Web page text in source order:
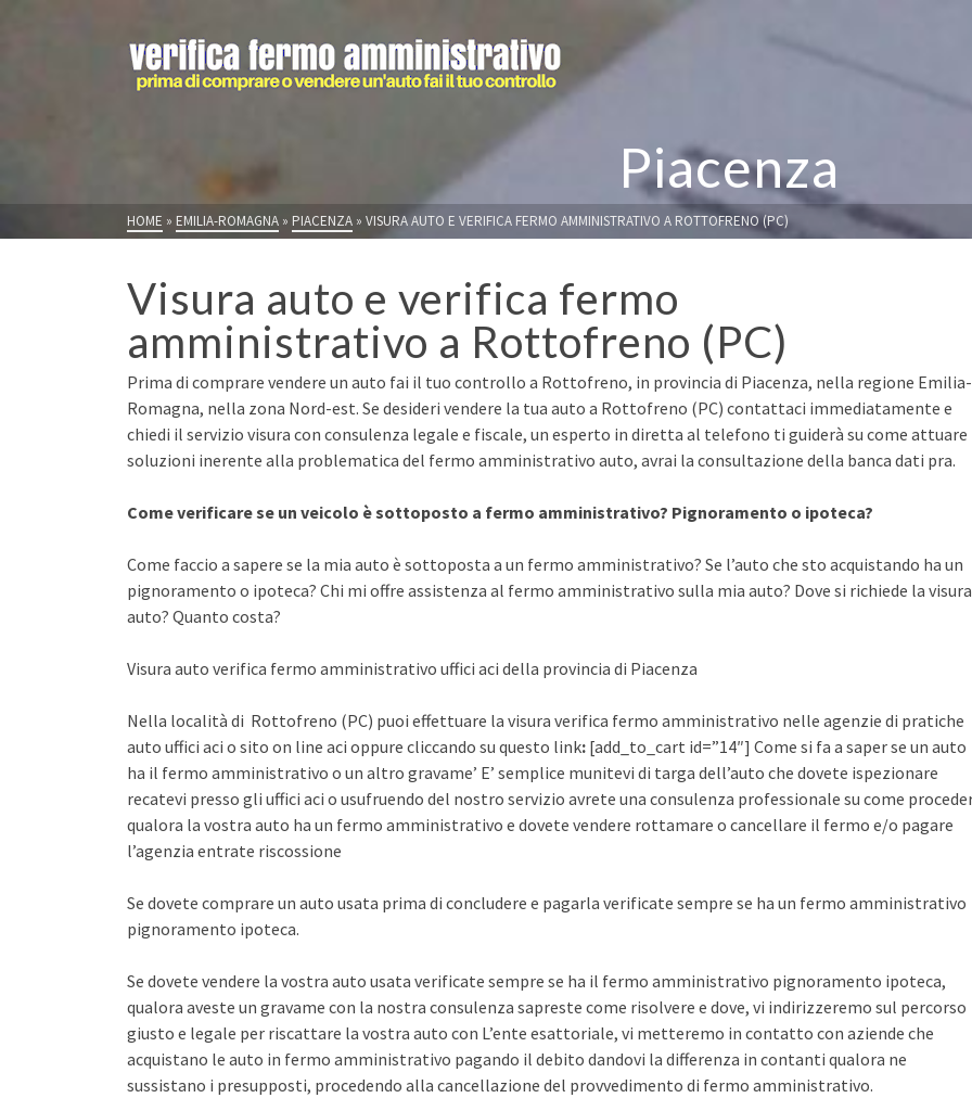
Piacenza
HOME » EMILIA-ROMAGNA » PIACENZA » VISURA AUTO E VERIFICA FERMO AMMINISTRATIVO A ROTTOFRENO (PC)
Visura auto e verifica fermo
amministrativo a Rottofreno (PC)
Prima di comprare vendere un auto fai il tuo controllo a Rottofreno, in provincia di Piacenza, nella regione Emilia-
Romagna, nella zona Nord-est. Se desideri vendere la tua auto a Rottofreno (PC) contattaci immediatamente e
chiedi il servizio visura con consulenza legale e fiscale, un esperto in diretta al telefono ti guiderà su come attuare
soluzioni inerente alla problematica del fermo amministrativo auto, avrai la consultazione della banca dati pra.
Come verificare se un veicolo è sottoposto a fermo amministrativo? Pignoramento o ipoteca?
Come faccio a sapere se la mia auto è sottoposta a un fermo amministrativo? Se l’auto che sto acquistando ha un
pignoramento o ipoteca? Chi mi offre assistenza al fermo amministrativo sulla mia auto? Dove si richiede la visura
auto? Quanto costa?
Visura auto verifica fermo amministrativo uffici aci della provincia di Piacenza
Nella località di Rottofreno (PC) puoi effettuare la visura verifica fermo amministrativo nelle agenzie di pratiche
auto uffici aci o sito on line aci oppure cliccando su questo link: [add_to_cart id=”14″] Come si fa a saper se un auto
ha il fermo amministrativo o un altro gravame’ E’ semplice munitevi di targa dell’auto che dovete ispezionare
recatevi presso gli uffici aci o usufruendo del nostro servizio avrete una consulenza professionale su come
qualora la vostra auto ha un fermo amministrativo e dovete vendere rottamare o cancellare il fermo e/o pagare
l’agenzia entrate riscossione
Se dovete comprare un auto usata prima di concludere e pagarla verificate sempre se ha un fermo amministrativo
pignoramento ipoteca.
Se dovete vendere la vostra auto usata verificate sempre se ha il fermo amministrativo pignoramento ipoteca,
qualora aveste un gravame con la nostra consulenza sapreste come risolvere e dove, vi indirizzeremo sul percorso
giusto e legale per riscattare la vostra auto con L’ente esattoriale, vi metteremo in contatto con aziende che
acquistano le auto in fermo amministrativo pagando il debito dandovi la differenza in contanti qualora ne
sussistano i presupposti, procedendo alla cancellazione del provvedimento di fermo amministrativo.